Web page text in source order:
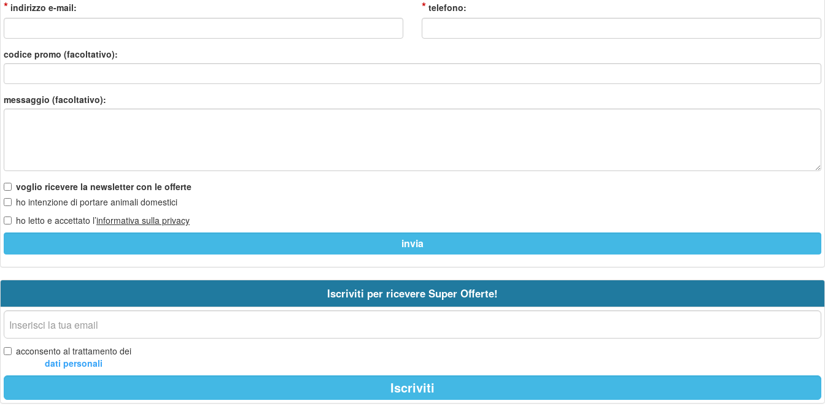
* indirizzo e-mail: * telefono:
codice promo (facoltativo):
messaggio (facoltativo):
voglio ricevere la newsletter con le offerte
ho intenzione di portare animali domestici
ho letto e accettato l’informativa sulla privacy
Iscriviti per ricevere Super Offerte!
La
tua
email
acconsento al trattamento dei
dati personali
Iscriviti